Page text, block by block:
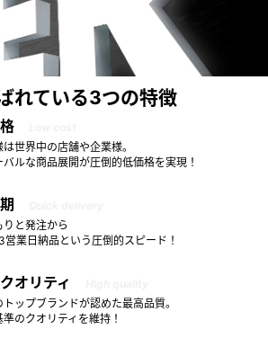
れている3つの特徴
格
は世界中の店舗や企業様。
バルな商品展開が圧倒的低価格を実現！
期
りと発注から
営業日納品という圧倒的スピード！
オリティ
ップブランドが認めた最高品質。
のクオリティを維持！